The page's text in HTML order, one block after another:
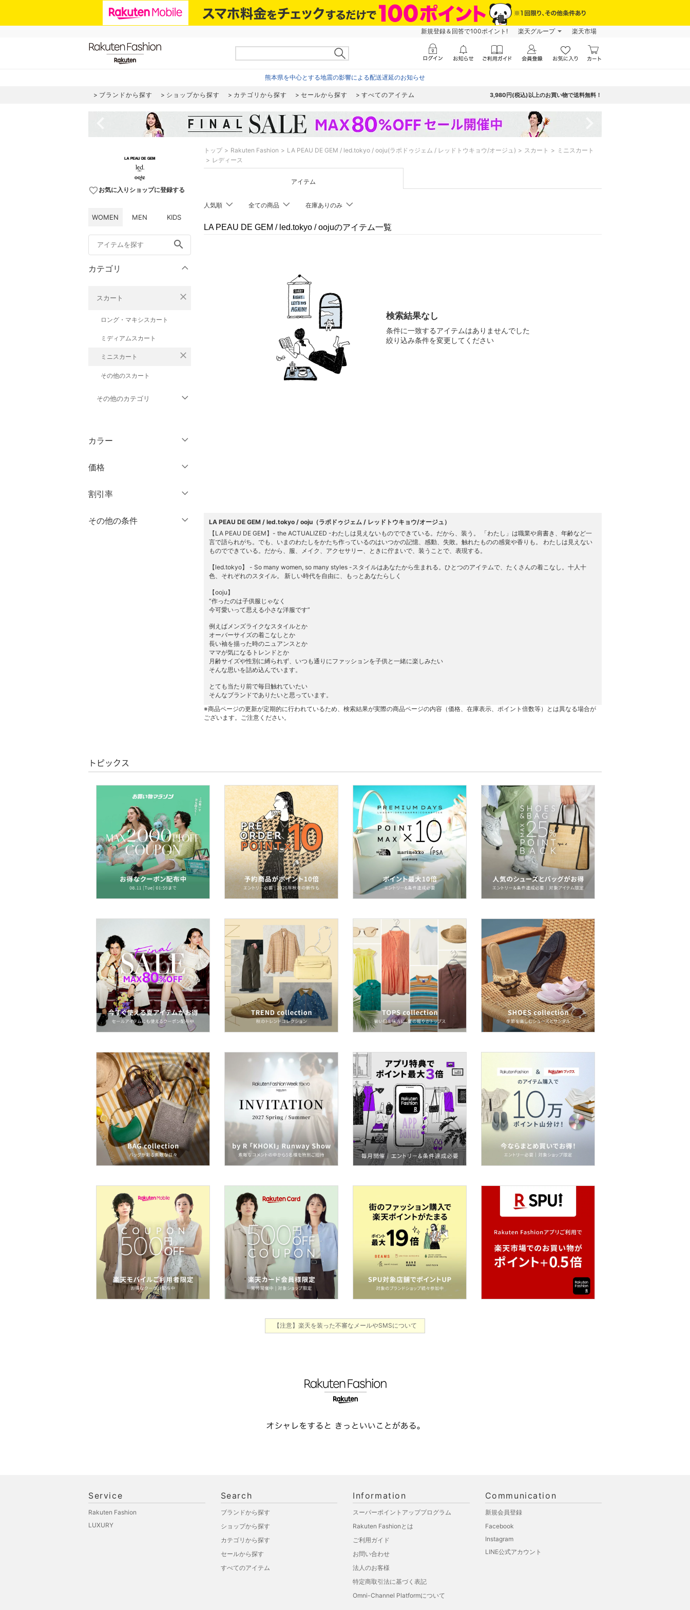
新規登録＆回答で100ポイント! 楽天グループ 楽天市場
熊本県を中心とする地震の影響による配送遅延のお知らせ
ブランドから探す ショップから探す カテゴリから探す セールから探す すべてのアイテム 3,980円(税込)以上のお買い物で送料無料！
favorite_borderお気に入りショップに登録する
WOMEN MEN KIDS
search
カテゴリ
スカート close
ロング・マキシスカート
ミディアムスカート
ミニスカート close
その他のスカート
その他のカテゴリ
ジャケット・アウター
パンツ
ワンピース・ドレス
オールインワン・オーバ
マタニティウェア・ベビ
スーツ・フォーマル
水着・スイムグッズ
着物・浴衣・和装小物
スキンケア
ベースメイク
ネイル
ボディケア・オーラルケ
ア
ヘアケア
フレグランス
メイク道具・美容器具
コフレ・キット・セット
食器・調理器具・キッチ
ン用品
インテリア・生活雑貨
スマホグッズ・オーディ
スポーツ・アウトドア用
文房具
ペット用品
福袋・ギフト・その他
カラー
価格
絞り込み
割引率
％OFF～ ％OFF
その他の条件
トップ Rakuten Fashion LA PEAU DE GEM / led.tokyo / ooju(ラポドゥジェム / レッドトウキョウ/オージュ) スカート
ミニスカート
レディース
アイテム
人気順 全ての商品 在庫ありのみ
LA PEAU DE GEM / led.tokyo / oojuのアイテム一覧
検索結果なし
条件に一致するアイテムはありませんでした
絞り込み条件を変更してください
LA PEAU DE GEM / led.tokyo / ooju（ラポドゥジェム / レッドトウキョウ/オージュ）
【LA PEAU DE GEM】- the ACTUALIZED -わたしは見えないものでできている。だから、装う。 「わたし」は職業や肩書き、年齢など一
言で語られがち。でも、いまのわたしをかたち作っているのはいつかの記憶、感動、失敗。触れたものの感覚や香りも。 わたしは見えない
ものでできている。だから、服、メイク、アクセサリー、ときに佇まいで、装うことで、表現する。
【led.tokyo】 - So many women, so many styles -スタイルはあなたから生まれる。ひとつのアイテムで、たくさんの着こなし。十人十
色、それぞれのスタイル。 新しい時代を自由に、もっとあなたらしく
【ooju】
“作ったのは子供服じゃなく
今可愛いって思える小さな洋服です”
例えばメンズライクなスタイルとか
オーバーサイズの着こなしとか
長い袖を描った時のニュアンスとか
ママが気になるトレンドとか
月齢サイズや性別に縛られず、いつも通りにファッションを子供と一緒に楽しみたい
そんな思いを詰め込んでいます。
とても当たり前で毎日触れていたい
そんなブランドでありたいと思っています。
※商品ページの更新が定期的に行われているため、検索結果が実際の商品ページの内容（価格、在庫表示、ポイント倍数等）とは異なる場合が
ございます。ご注意ください。
トピックス
【注意】楽天を装った不審なメールやSMSについて
Service
Rakuten Fashion
LUXURY
Search
ブランドから探す
ショップから探す
カテゴリから探す
セールから探す
すべてのアイテム
Information
スーパーポイントアッププログラム
Rakuten Fashionとは
ご利用ガイド
お問い合わせ
法人のお客様
特定商取引法に基づく表記
Omni-Channel Platformについて
Communication
新規会員登録
Facebook
Instagram
LINE公式アカウント